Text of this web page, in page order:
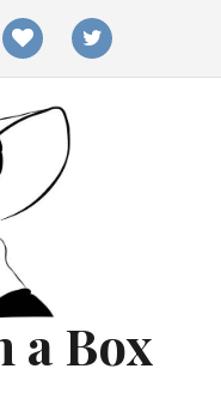
bloglovintwitter
a Box